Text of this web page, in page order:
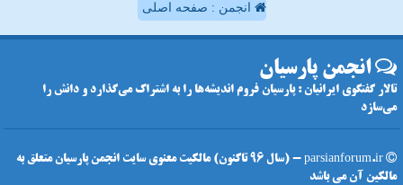
انجمن : صفحه اصلی
انجمن پارسیان
تالار گفتگوی ایرانیان : پارسیان فروم اندیشه‌ها را به اشتراک می‌گذارد و دانش را
می‌سازد
parsianforum.ir - (سال 96 تاکنون) مالکیت معنوی سایت انجمن پارسیان متعلق به
مالکین آن می باشد